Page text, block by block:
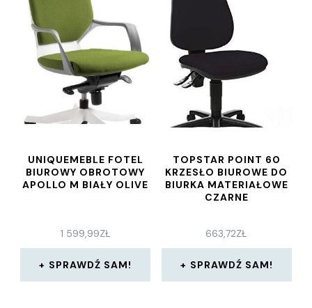
UNIQUEMEBLE FOTEL
BIUROWY OBROTOWY
APOLLO M BIAŁY OLIVE
1 599,99ZŁ
SPRAWDŹ SAM!
TOPSTAR POINT 60
KRZESŁO BIUROWE DO
BIURKA MATERIAŁOWE
CZARNE
663,72ZŁ
SPRAWDŹ SAM!